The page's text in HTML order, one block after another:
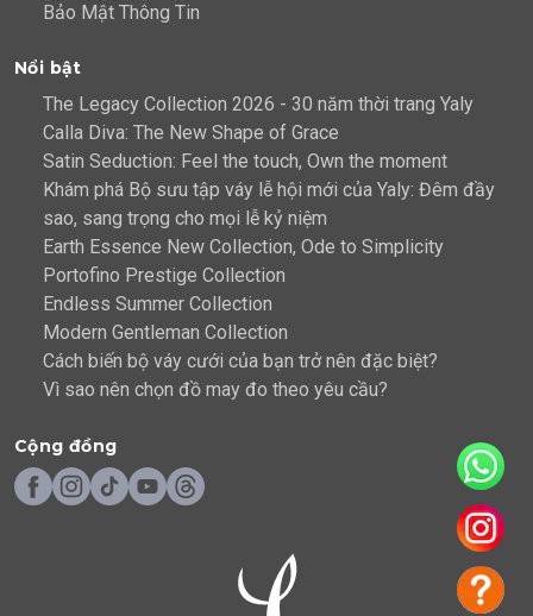
Bảo Mật Thông Tin
Nổi bật
The Legacy Collection 2026 - 30 năm thời trang Yaly
Calla Diva: The New Shape of Grace
Satin Seduction: Feel the touch, Own the moment
Khám phá Bộ sưu tập váy lễ hội mới của Yaly: Đêm đầy
sao, sang trọng cho mọi lễ kỷ niệm
Earth Essence New Collection, Ode to Simplicity
Portofino Prestige Collection
Endless Summer Collection
Modern Gentleman Collection
Cách biến bộ váy cưới của bạn trở nên đặc biệt?
Vì sao nên chọn đồ may đo theo yêu cầu?
Cộng đồng